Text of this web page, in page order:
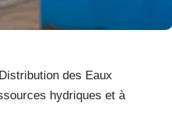
des Eaux
hydriques et à